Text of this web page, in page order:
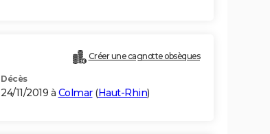
Créer une cagnotte obsèques
Décès
24/11/2019 à Colmar(Haut-Rhin)